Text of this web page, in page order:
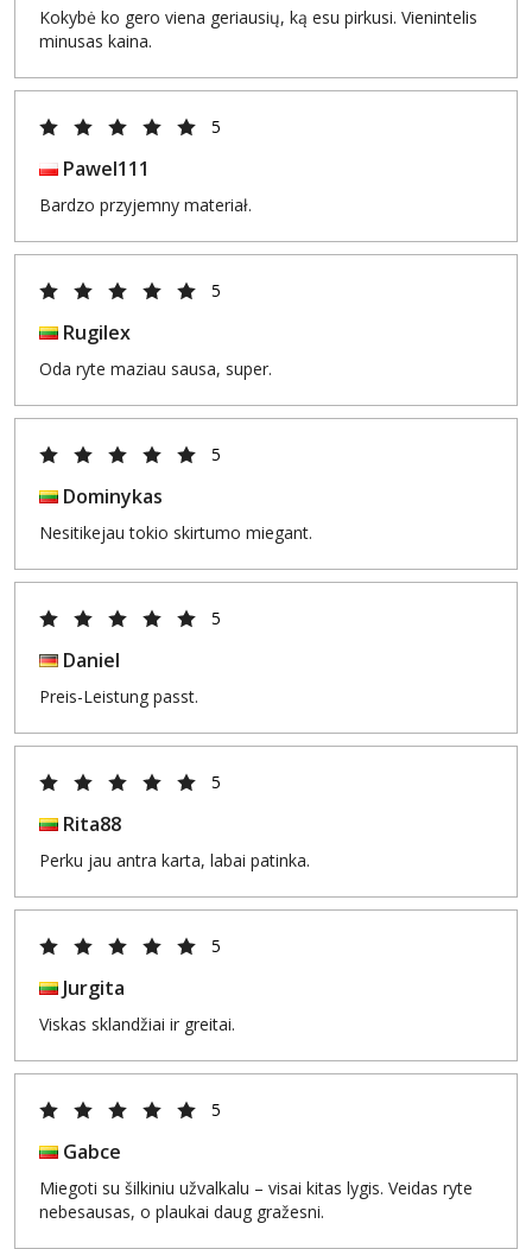
Kokybė ko gero viena geriausių, ką esu pirkusi. Vienintelis
minusas kaina.
5
Pawel111
Bardzo przyjemny materiał.
5
Rugilex
Oda ryte maziau sausa, super.
5
Dominykas
Nesitikejau tokio skirtumo miegant.
5
Daniel
Preis-Leistung passt.
5
Rita88
Perku jau antra karta, labai patinka.
5
Jurgita
Viskas sklandžiai ir greitai.
5
Gabce
Miegoti su šilkiniu užvalkalu – visai kitas lygis. Veidas ryte
nebesausas, o plaukai daug gražesni.